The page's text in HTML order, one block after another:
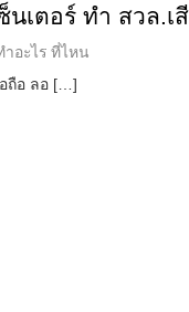
เตอร์ ทำ สวล.เ
ำอะไร ที่ไหน
ถือ ลอ […]